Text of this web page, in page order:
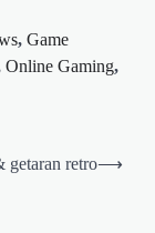
, Game
Online Gaming,
getaran retro⟶